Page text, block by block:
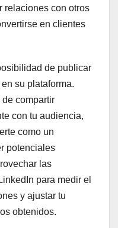
relaciones con otros
en clientes
de publicar
su plataforma.
compartir
con tu audiencia,
como un
potenciales
las
para medir el
y ajustar tu
obtenidos.